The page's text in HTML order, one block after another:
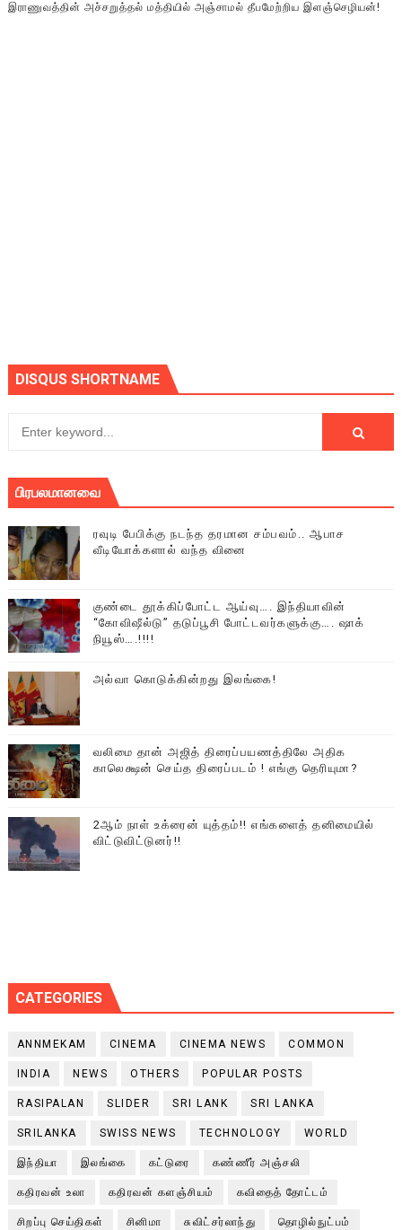
இராணுவத்தின் அச்சறுத்தல் மத்தியில் அஞ்சாமல் தீபமேற்றிய இளஞ்செழியன்!
DISQUS SHORTNAME
பிரபலமானவை
ரவுடி பேபிக்கு நடந்த தரமான சம்பவம்.. ஆபாச
வீடியோக்களால் வந்த வினை
குண்டை தூக்கிப்போட்ட ஆய்வு…. இந்தியாவின்
“கோவிஷீல்டு” தடுப்பூசி போட்டவர்களுக்கு…. ஷாக்
நியூஸ்….!!!!
அல்வா கொடுக்கின்றது இலங்கை!
வலிமை தான் அஜித் திரைப்பயணத்திலே அதிக
காலெக்ஷன் செய்த திரைப்படம் ! எங்கு தெரியுமா?
2ஆம் நாள் உக்ரைன் யுத்தம்!! எங்களைத் தனிமையில்
விட்டுவிட்டுனர்!!
CATEGORIES
ANNMEKAM CINEMA CINEMA NEWS COMMON
INDIA NEWS OTHERS POPULAR POSTS
RASIPALAN SLIDER SRI LANK SRI LANKA
SRILANKA SWISS NEWS TECHNOLOGY WORLD
இந்தியா இலங்கை கட்டுரை கண்ணீர் அஞ்சலி
கதிரவன் உலா கதிரவன் களஞ்சியம் கவிதைத் தோட்டம்
சிறப்பு செய்திகள் சினிமா சுவிட்சர்லாந்து தொழில்நுட்பம்